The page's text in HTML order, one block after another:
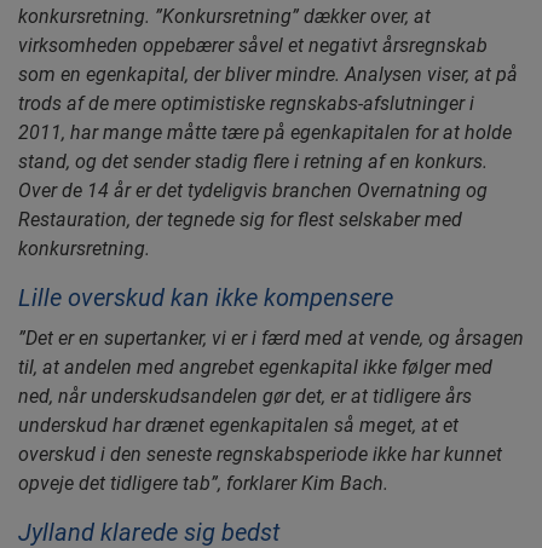
konkursretning. ”Konkursretning” dækker over, at
virksomheden oppebærer såvel et negativt årsregnskab
som en egenkapital, der bliver mindre. Analysen viser, at på
trods af de mere optimistiske regnskabs-afslutninger i
2011, har mange måtte tære på egenkapitalen for at holde
stand, og det sender stadig flere i retning af en konkurs.
Over de 14 år er det tydeligvis branchen Overnatning og
Restauration, der tegnede sig for flest selskaber med
konkursretning.
Lille overskud kan ikke kompensere
”Det er en supertanker, vi er i færd med at vende, og årsagen
til, at andelen med angrebet egenkapital ikke følger med
ned, når underskudsandelen gør det, er at tidligere års
underskud har drænet egenkapitalen så meget, at et
overskud i den seneste regnskabsperiode ikke har kunnet
opveje det tidligere tab”, forklarer Kim Bach.
Jylland klarede sig bedst